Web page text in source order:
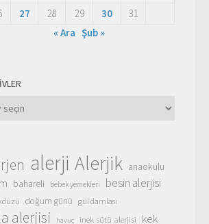
27 28 29 30
31
« Ara Şub »
alerji Alerjik anaokulu
bahareli bebek yemekleri besin alerjisi
doğum günü gül damlası
alerjisi havuç inek sütü alerjisi kek